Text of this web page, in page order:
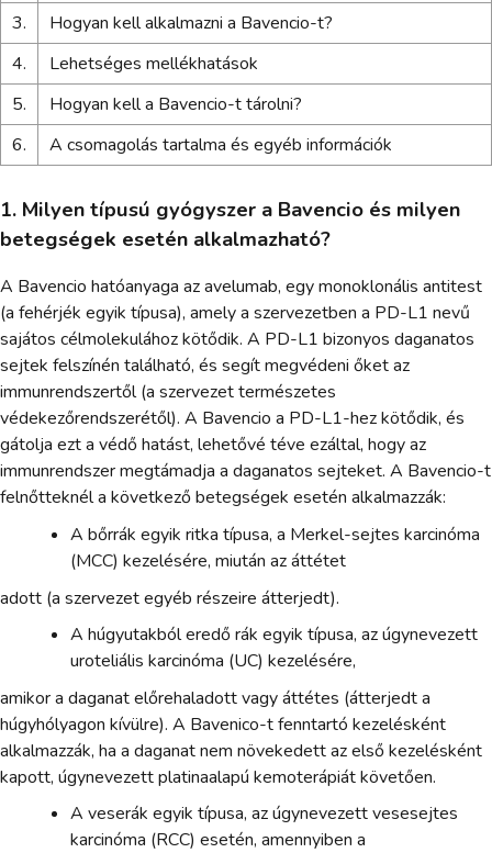
3.
Hogyan kell alkalmazni a Bavencio-t?
4.
Lehetséges mellékhatások
5.
Hogyan kell a Bavencio-t tárolni?
6.
A csomagolás tartalma és egyéb információk
1. Milyen típusú gyógyszer a Bavencio és milyen
betegségek esetén alkalmazható?
A Bavencio hatóanyaga az avelumab, egy monoklonális antitest
(a fehérjék egyik típusa), amely a szervezetben a PD-L1 nevű
sajátos célmolekulához kötődik. A PD-L1 bizonyos daganatos
sejtek felszínén található, és segít megvédeni őket az
immunrendszertől (a szervezet természetes
védekezőrendszerétől). A Bavencio a PD-L1-hez kötődik, és
gátolja ezt a védő hatást, lehetővé téve ezáltal, hogy az
immunrendszer megtámadja a daganatos sejteket. A Bavencio-t
felnőtteknél a következő betegségek esetén alkalmazzák:
A bőrrák egyik ritka típusa, a Merkel-sejtes karcinóma
(MCC) kezelésére, miután az áttétet
adott (a szervezet egyéb részeire átterjedt).
A húgyutakból eredő rák egyik típusa, az úgynevezett
uroteliális karcinóma (UC) kezelésére,
amikor a daganat előrehaladott vagy áttétes (átterjedt a
húgyhólyagon kívülre). A Bavenico-t fenntartó kezelésként
alkalmazzák, ha a daganat nem növekedett az első kezelésként
kapott, úgynevezett platinaalapú kemoterápiát követően.
A veserák egyik típusa, az úgynevezett vesesejtes
karcinóma (RCC) esetén, amennyiben a